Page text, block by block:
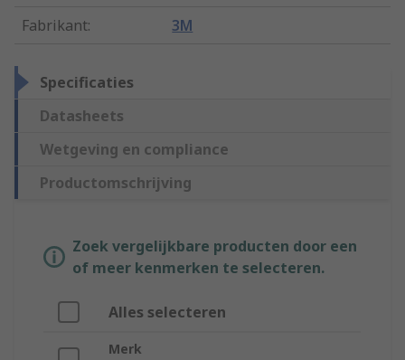
Fabrikant: 3M
Specificaties
Datasheets
Wetgeving en compliance
Productomschrijving
Zoek vergelijkbare producten door een
of meer kenmerken te selecteren.
Alles selecteren
Merk